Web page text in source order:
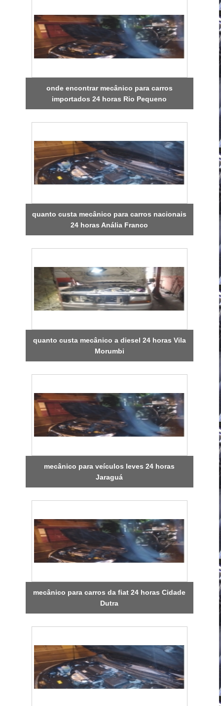
onde encontrar mecânico para carros
importados 24 horas Rio Pequeno
quanto custa mecânico para carros nacionais
24 horas Anália Franco
quanto custa mecânico a diesel 24 horas Vila
Morumbi
mecânico para veículos leves 24 horas
Jaraguá
mecânico para carros da fiat 24 horas Cidade
Dutra